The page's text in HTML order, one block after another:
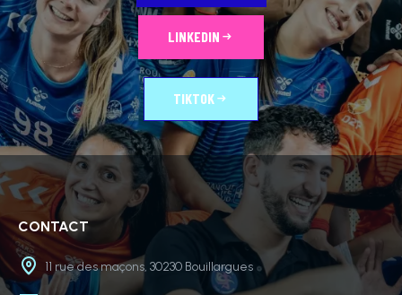
LINKEDIN
TIKTOK
CONTACT
11 rue des maçons, 30230 Bouillargues